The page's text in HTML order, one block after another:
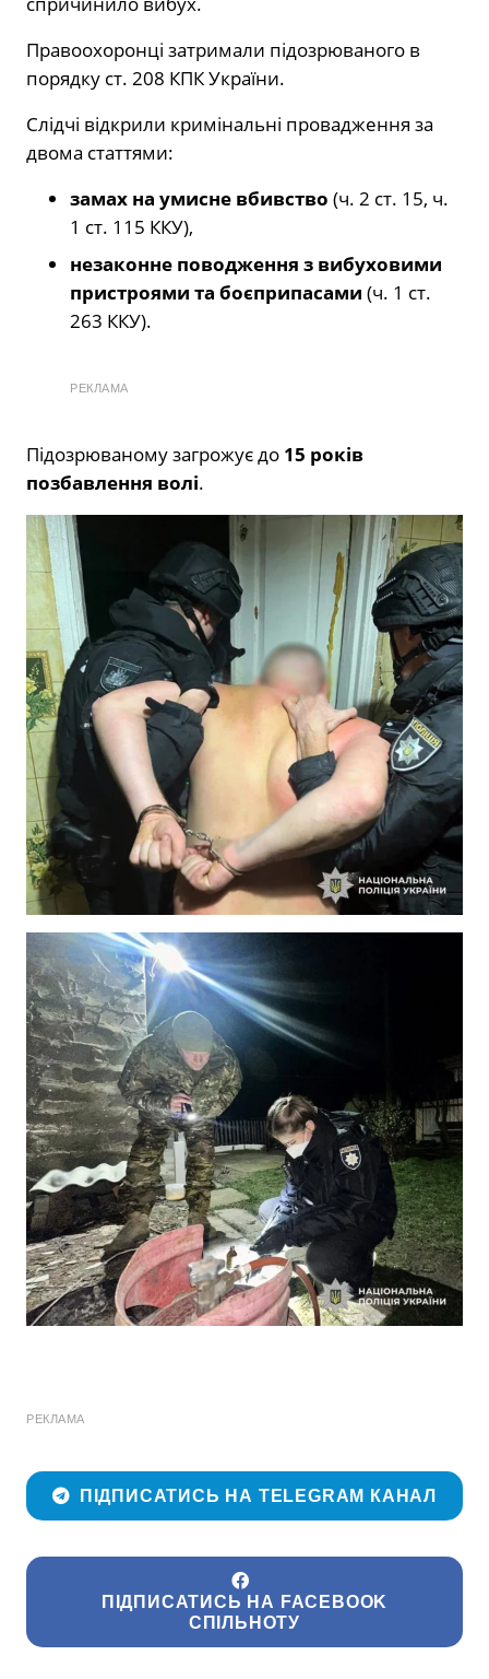
Правоохоронці затримали підозрюваного в
порядку ст. 208 КПК України.
Слідчі відкрили кримінальні провадження за
двома статтями:
замах на умисне вбивство (ч. 2 ст. 15, ч.
1 ст. 115 ККУ),
незаконне поводження з вибуховими
пристроями та боєприпасами (ч. 1 ст.
263 ККУ).
РЕКЛАМА
Підозрюваному загрожує до 15 років
позбавлення волі.
РЕКЛАМА
ПІДПИСАТИСЬ НА TELEGRAM КАНАЛ
ПІДПИСАТИСЬ НА FACEBOOK
СПІЛЬНОТУ